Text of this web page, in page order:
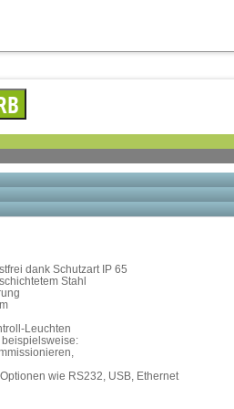
dank Schutzart IP 65
Stahl
Leuchten
wie RS232, USB, Ethernet